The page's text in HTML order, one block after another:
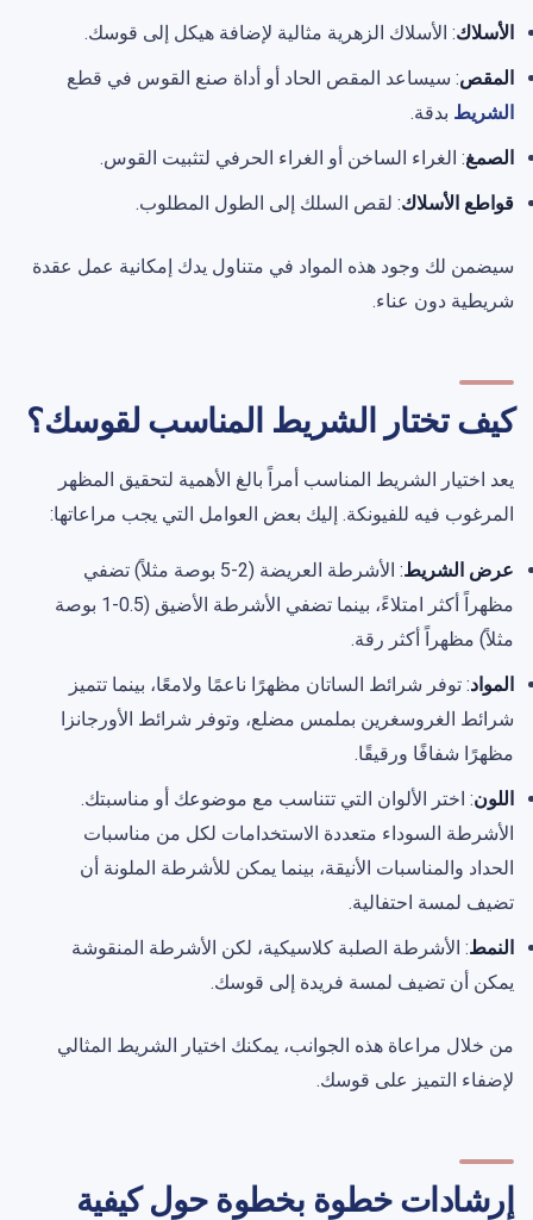
الأسلاك: الأسلاك الزهرية مثالية لإضافة هيكل إلى قوسك.
المقص: سيساعد المقص الحاد أو أداة صنع القوس في قطع
الشريط بدقة.
الصمغ: الغراء الساخن أو الغراء الحرفي لتثبيت القوس.
قواطع الأسلاك: لقص السلك إلى الطول المطلوب.
سيضمن لك وجود هذه المواد في متناول يدك إمكانية عمل عقدة
شريطية دون عناء.
كيف تختار الشريط المناسب لقوسك؟
يعد اختيار الشريط المناسب أمراً بالغ الأهمية لتحقيق المظهر
المرغوب فيه للفيونكة. إليك بعض العوامل التي يجب مراعاتها:
عرض الشريط
: الأشرطة العريضة (2-5 بوصة مثلاً) تضفي
مظهراً أكثر امتلاءً، بينما تضفي الأشرطة الأضيق (0.5-1 بوصة
مثلاً) مظهراً أكثر رقة.
المواد: توفر شرائط الساتان مظهرًا ناعمًا ولامعًا، بينما تتميز
شرائط الغروسغرين بملمس مضلع، وتوفر شرائط الأورجانزا
مظهرًا شفافًا ورقيقًا.
اللون: اختر الألوان التي تتناسب مع موضوعك أو مناسبتك.
الأشرطة السوداء متعددة الاستخدامات لكل من مناسبات
الحداد والمناسبات الأنيقة، بينما يمكن للأشرطة الملونة أن
تضيف لمسة احتفالية.
النمط: الأشرطة الصلبة كلاسيكية، لكن الأشرطة المنقوشة
يمكن أن تضيف لمسة فريدة إلى قوسك.
من خلال مراعاة هذه الجوانب، يمكنك اختيار الشريط المثالي
لإضفاء التميز على قوسك.
إرشادات خطوة بخطوة حول كيفية